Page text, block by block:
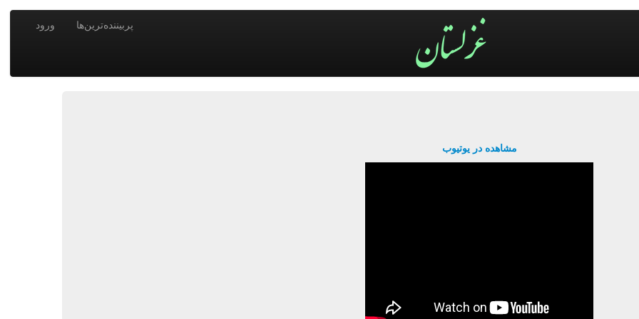
پربیننده‌ترین‌ها ورود
مشاهده در یوتیوب